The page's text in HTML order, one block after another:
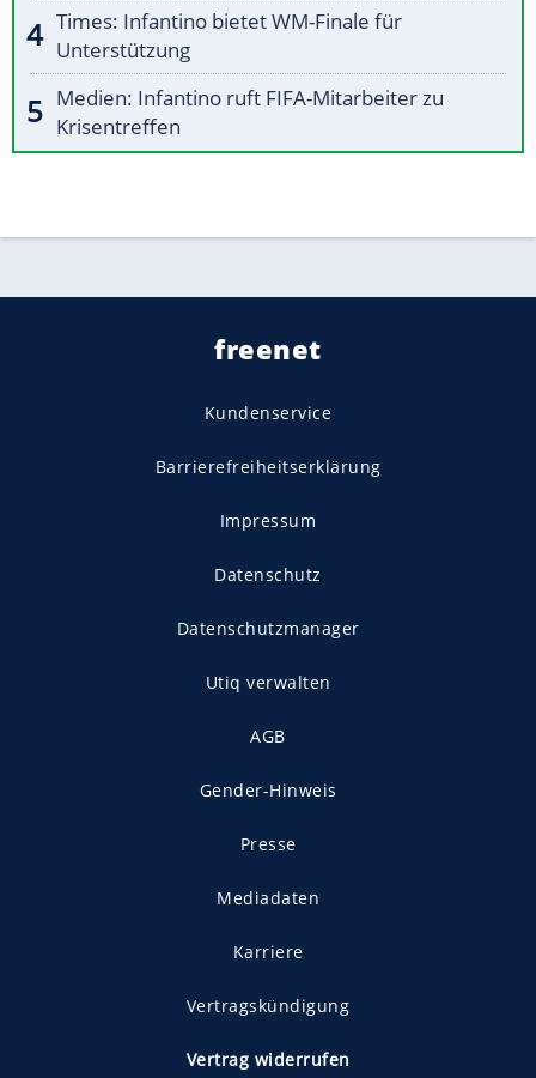
Times: Infantino bietet WM-Finale für
Unterstützung
Medien: Infantino ruft FIFA-Mitarbeiter zu
Krisentreffen
freenet
Kundenservice
Barrierefreiheitserklärung
Impressum
Datenschutz
Datenschutzmanager
Utiq verwalten
AGB
Gender-Hinweis
Presse
Mediadaten
Karriere
Vertragskündigung
Vertrag widerrufen